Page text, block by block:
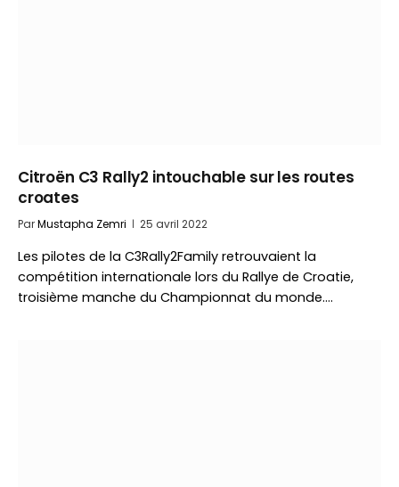
Citroën C3 Rally2 intouchable sur les routes
croates
ParMustapha Zemri 25 avril 2022
Les pilotes de la C3Rally2Family retrouvaient la
compétition internationale lors du Rallye de Croatie,
troisième manche du Championnat du monde.…